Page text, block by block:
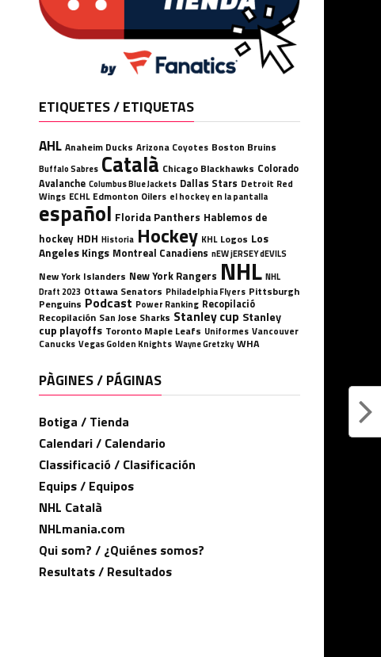
ETIQUETES / ETIQUETAS
AHL Anaheim Ducks Arizona Coyotes Boston Bruins
Buffalo Sabres Català Chicago Blackhawks Colorado
Avalanche Columbus Blue Jackets Dallas Stars Detroit Red
Wings ECHL Edmonton Oilers el hockey en la pantalla
español Florida Panthers Hablemos de
hockey HDH Historia Hockey KHL Logos Los
Angeles Kings Montreal Canadiens nEW jERSEY dEVILS
New York Islanders New York Rangers NHL NHL
Draft 2023 Ottawa Senators Philadelphia Flyers Pittsburgh
Penguins Podcast Power Ranking Recopilació
Recopilación San Jose Sharks Stanley cup Stanley
cup playoffs Toronto Maple Leafs Uniformes Vancouver
Canucks Vegas Golden Knights Wayne Gretzky WHA
PÀGINES / PÁGINAS
Botiga / Tienda
Calendari / Calendario
Classificació / Clasificación
Equips / Equipos
NHL Català
NHLmania.com
Qui som? / ¿Quiénes somos?
Resultats / Resultados